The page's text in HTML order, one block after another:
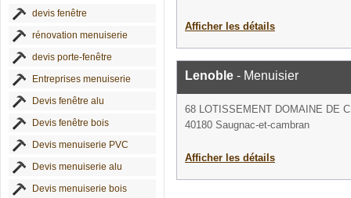
devis fenêtre
rénovation menuiserie
devis porte-fenêtre
Entreprises menuiserie
Devis fenêtre alu
Devis fenêtre bois
Devis menuiserie PVC
Devis menuiserie alu
Devis menuiserie bois
Afficher les détails
Lenoble - Menuisier
68 LOTISSEMENT DOMAINE DE
40180 Saugnac-et-cambran
Afficher les détails